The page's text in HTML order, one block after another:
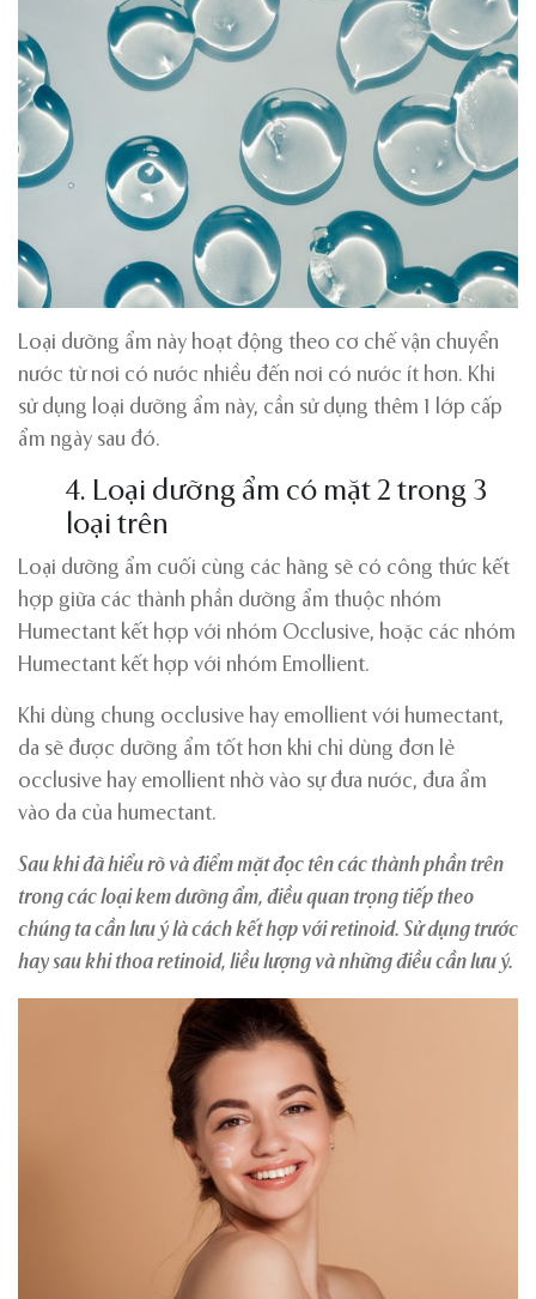
Loại dưỡng ẩm này hoạt động theo cơ chế vận chuyển
nước từ nơi có nước nhiều đến nơi có nước ít hơn. Khi
sử dụng loại dưỡng ẩm này, cần sử dụng thêm 1 lớp cấp
ẩm ngày sau đó.
4. Loại dưỡng ẩm có mặt 2 trong 3
loại trên
Loại dưỡng ẩm cuối cùng các hãng sẽ có công thức kết
hợp giữa các thành phần dưỡng ẩm thuộc nhóm
Humectant kết hợp với nhóm Occlusive, hoặc các nhóm
Humectant kết hợp với nhóm Emollient.
Khi dùng chung occlusive hay emollient với humectant,
da sẽ được dưỡng ẩm tốt hơn khi chỉ dùng đơn lẻ
occlusive hay emollient nhờ vào sự đưa nước, đưa ẩm
vào da của humectant.
Sau khi đã hiểu rõ và điểm mặt đọc tên các thành phần trên
trong các loại kem dưỡng ẩm, điều quan trọng tiếp theo
chúng ta cần lưu ý là cách kết hợp với retinoid. Sử dụng trước
hay sau khi thoa retinoid, liều lượng và những điều cần lưu ý.